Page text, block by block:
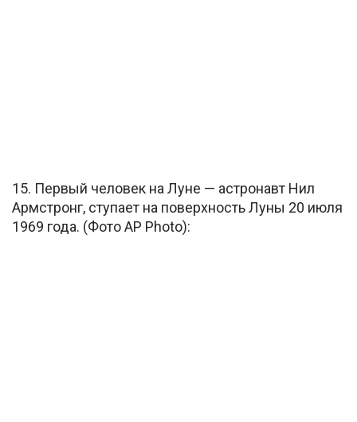
15. Первый человек на Луне — астронавт Нил
Армстронг, ступает на поверхность Луны 20 июля
1969 года. (Фото AP Photo):